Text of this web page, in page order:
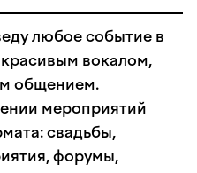
любое событие в
вокалом,
общением.
мероприятий
свадьбы,
форумы,